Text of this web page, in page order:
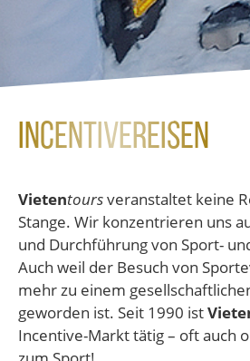
Incentivereisen
Vietentoursveranstaltet keine
Stange. Wir konzentrieren uns
und Durchführung von Sport-
Auch weil der Besuch von
mehr zu einem
geworden ist. Seit 1990 ist
Incentive-Markt tätig – oft auch